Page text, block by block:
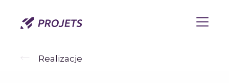
Realizacje